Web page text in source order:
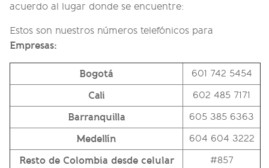
acuerdo al lugar donde se encuentre:
Estos son nuestros números telefónicos para
Empresas:
Bogotá
601 742 5454
Cali
602 485 7171
Barranquilla
605 385 6363
Medellín
604 604 3222
Resto de Colombia desde celular
#857